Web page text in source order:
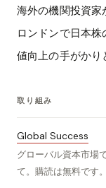
海外の機関投資家
ロンドンで日本
値向上の手がかり
取り組み
Global Success
グローバル資本市場
て。購読は無料です。